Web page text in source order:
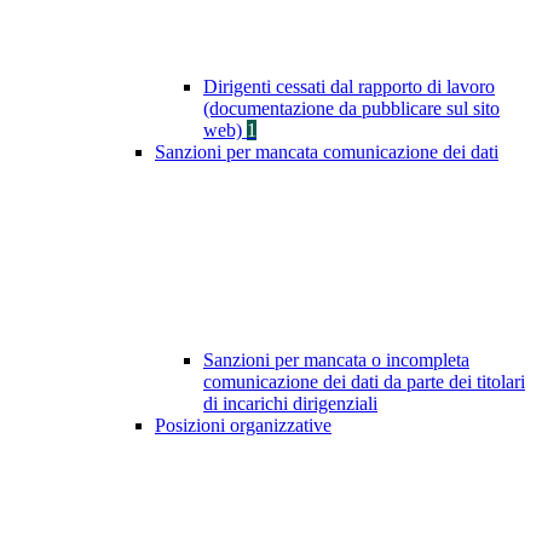
Dirigenti cessati dal rapporto di lavoro
(documentazione da pubblicare sul sito
web) 1
Sanzioni per mancata comunicazione dei dati
Sanzioni per mancata o incompleta
comunicazione dei dati da parte dei titolari
di incarichi dirigenziali
Posizioni organizzative